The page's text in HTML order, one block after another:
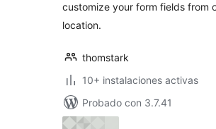
customize your form fields from
location.
thomstark
10+ instalaciones activas
Probado con 3.7.41